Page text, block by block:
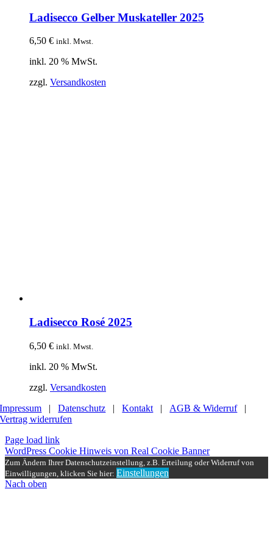
Ladisecco Gelber Muskateller 2025
6,50 € inkl. Mwst.
inkl. 20 % MwSt.
zzgl. Versandkosten
Ladisecco Rosé 2025
6,50 € inkl. Mwst.
inkl. 20 % MwSt.
zzgl. Versandkosten
Impressum |Datenschutz |Kontakt | AGB & Widerruf|
Vertrag widerrufen
Page load link
WordPress Cookie Hinweis von Real Cookie Banner
Zum Ändern Ihrer Datenschutzeinstellung, z.B. Erteilung oder Widerruf von
Einwilligungen, klicken Sie hier: Einstellungen
Nach oben